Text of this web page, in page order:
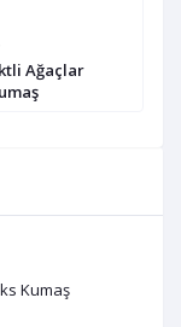
Kumaş
Ağaçlar